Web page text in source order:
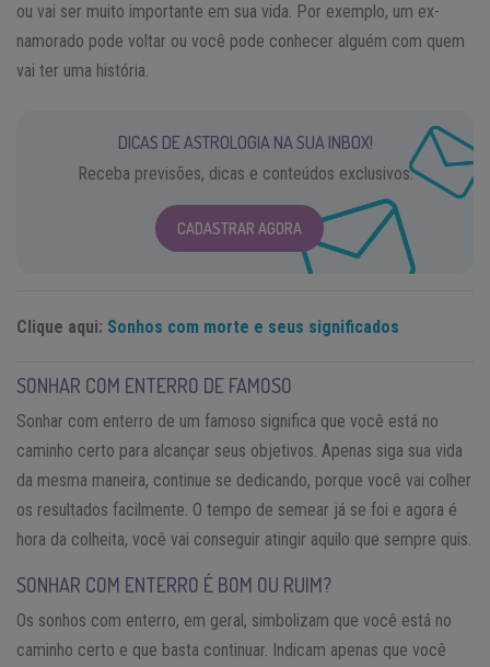
ou vai ser muito importante em sua vida. Por exemplo, um ex-
namorado pode voltar ou você pode conhecer alguém com quem
vai ter uma história.
DICAS DE ASTROLOGIA NA SUA INBOX!
Receba previsões, dicas e conteúdos exclusivos.
CADASTRAR AGORA
Clique aqui: Sonhos com morte e seus significados
SONHAR COM ENTERRO DE FAMOSO
Sonhar com enterro de um famoso significa que você está no
caminho certo para alcançar seus objetivos. Apenas siga sua vida
da mesma maneira, continue se dedicando, porque você vai colher
os resultados facilmente. O tempo de semear já se foi e agora é
hora da colheita, você vai conseguir atingir aquilo que sempre quis.
SONHAR COM ENTERRO É BOM OU RUIM?
Os sonhos com enterro, em geral, simbolizam que você está no
caminho certo e que basta continuar. Indicam apenas que você